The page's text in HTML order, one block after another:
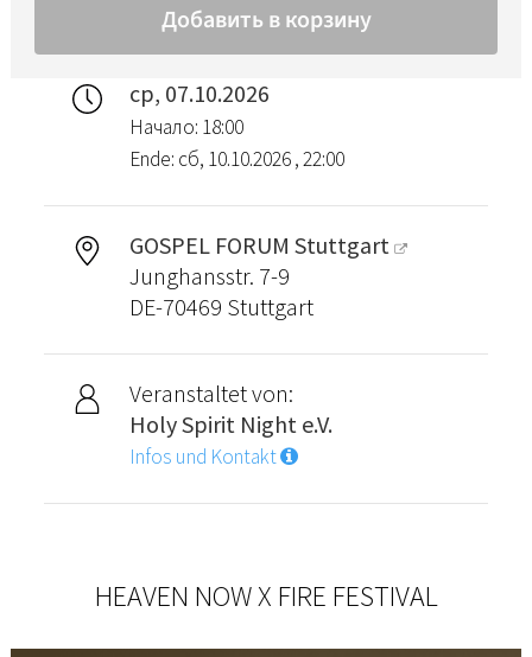
ср, 07.10.2026
Начало: 18:00
Ende: сб, 10.10.2026 , 22:00
GOSPEL FORUM Stuttgart
Junghansstr. 7-9
DE-70469 Stuttgart
Veranstaltet von:
Holy Spirit Night e.V.
Infos und Kontakt
HEAVEN NOW X FIRE FESTIVAL